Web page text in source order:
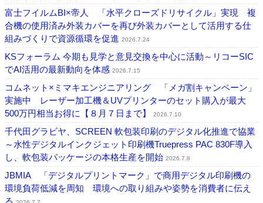
富士フイルムBI×帝人 「水平クローズドリサイクル」実現 複
合機の使用済み外装カバーを再び外装カバーとして活用する仕
組みづくりで資源循環を促進 2026.7.24
KSフォーラム 今期も見学と意見交換を中心に活動～リコーSIC
でAI活用の最新動向を体感 2026.7.15
コムネット×ミマキエンジニアリング 「メガ割キャンペーン」
実施中 レーザー加工機＆UVプリンターのセット購入が最大
500万円相当お得に【８月７日まで】
2026.7.10
千代田グラビヤ、SCREEN 軟包装印刷のデジタル化推進で協業
～水性デジタルインクジェット印刷機Truepress PAC 830F導入
し、軟包装パッケージの本格生産を開始 2026.7.8
JBMIA 「デジタルプリントマーク」で商用デジタル印刷機の
環境負荷低減を周知 環境への取り組みや姿勢を消費者に伝え
る